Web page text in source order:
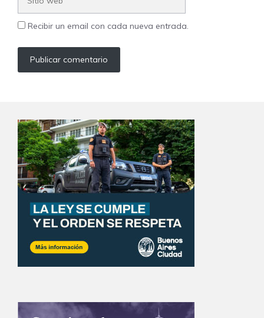
Recibir un email con cada nueva entrada.